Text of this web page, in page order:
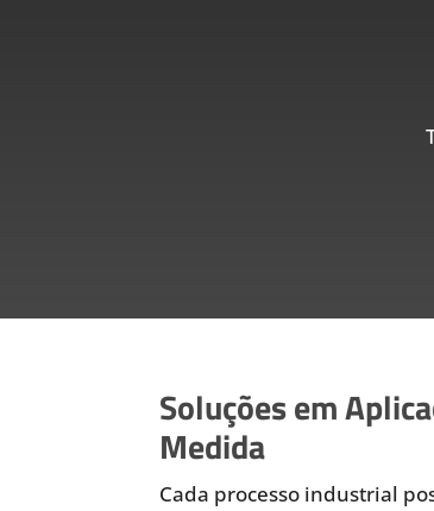
Soluções em
Medida
Cada processo industrial